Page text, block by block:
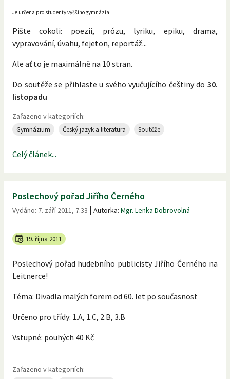
Je určena pro studenty vyššího gymnázia.
Pište cokoli: poezii, prózu, lyriku, epiku, drama,
vypravování, úvahu, fejeton, reportáž...
Ale ať to je maximálně na 10 stran.
Do soutěže se přihlaste u svého vyučujícího češtiny do 30.
listopadu
Zařazeno v kategoriích:
Gymnázium Český jazyk a literatura Soutěže
Celý článek...
Poslechový pořad Jiřího Černého
Vydáno: 7. září 2011, 7.33 | Autorka: Mgr. Lenka Dobrovolná
19. října 2011
Poslechový pořad hudebního publicisty Jiřího Černého na
Leitnerce!
Téma: Divadla malých forem od 60. let po současnost
Určeno pro třídy: 1.A, 1.C, 2.B, 3.B
Vstupné: pouhých 40 Kč
Zařazeno v kategoriích: